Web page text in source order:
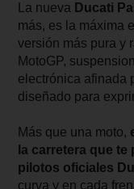
La nueva Ducati
más, es la máxima
versión más pura y
MotoGP,
electrónica afinada
diseñado para
Más que una moto,
la carretera que
pilotos oficiales
curva y en cada